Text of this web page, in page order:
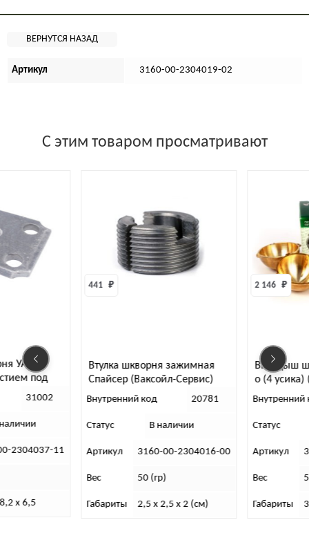
Артикул 3160-00-2304019-02
С этим товаром просматривают
Втулка шкворня зажимная
Спайсер (Ваксойл-Сервис)
код 20781
В наличии
3160-00-2304016-00
2,5 x 2,5 x 2 (см)
Вкладыш шкворня (бронза)
о (4 усика) (Ваксойл-Сервис)
Внутренний код 20763
Статус В наличии
Артикул 3160-00-2304013-00
Вес
Габариты 3 x 3 x 5 (см)